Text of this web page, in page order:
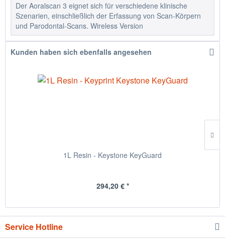
Der Aoralscan 3 eignet sich für verschiedene klinische
Szenarien, einschließlich der Erfassung von Scan-Körpern
und Parodontal-Scans. Wireless Version
Kunden haben sich ebenfalls angesehen
1L Resin - Keystone KeyGuard
294,20 € *
Service Hotline